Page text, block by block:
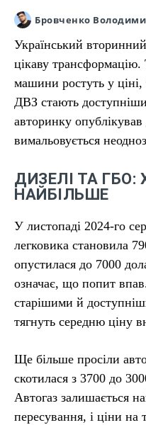
Бровченко
Український
цікаву трансформацію.
машини ростуть у ціні,
ДВЗ стають
авторинку опублікував
вимальовується
ДИЗЕЛІ ТА ГБО:
НАЙБІЛЬШЕ
У листопаді 2024-го
легковика становила
опустилася до 7000
означає, що попит
старішими й
тягнуть середню ціну
Ще більше просіли
скотилася з 3700 до
Автогаз залишається
пересування, і ціни на